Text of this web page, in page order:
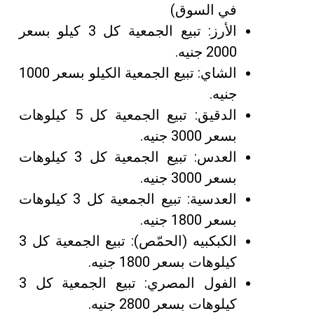
في السوق)
الأرز: تبيع الجمعية كل 3 كيلو بسعر
2000 جنيه.
الشاي: تبيع الجمعية الكيلو بسعر 1000
جنيه.
الدقيق: تبيع الجمعية كل 5 كيلوهات
بسعر 3000 جنيه.
العدس: تبيع الجمعية كل 3 كيلوهات
بسعر 3000 جنيه.
العدسية: تبيع الجمعية كل 3 كيلوهات
بسعر 1800 جنيه.
الكبكبيه (الحمّص): تبيع الجمعية كل 3
كيلوهات بسعر 1800 جنيه.
الفول المصري: تبيع الجمعية كل 3
كيلوهات بسعر 2800 جنيه.